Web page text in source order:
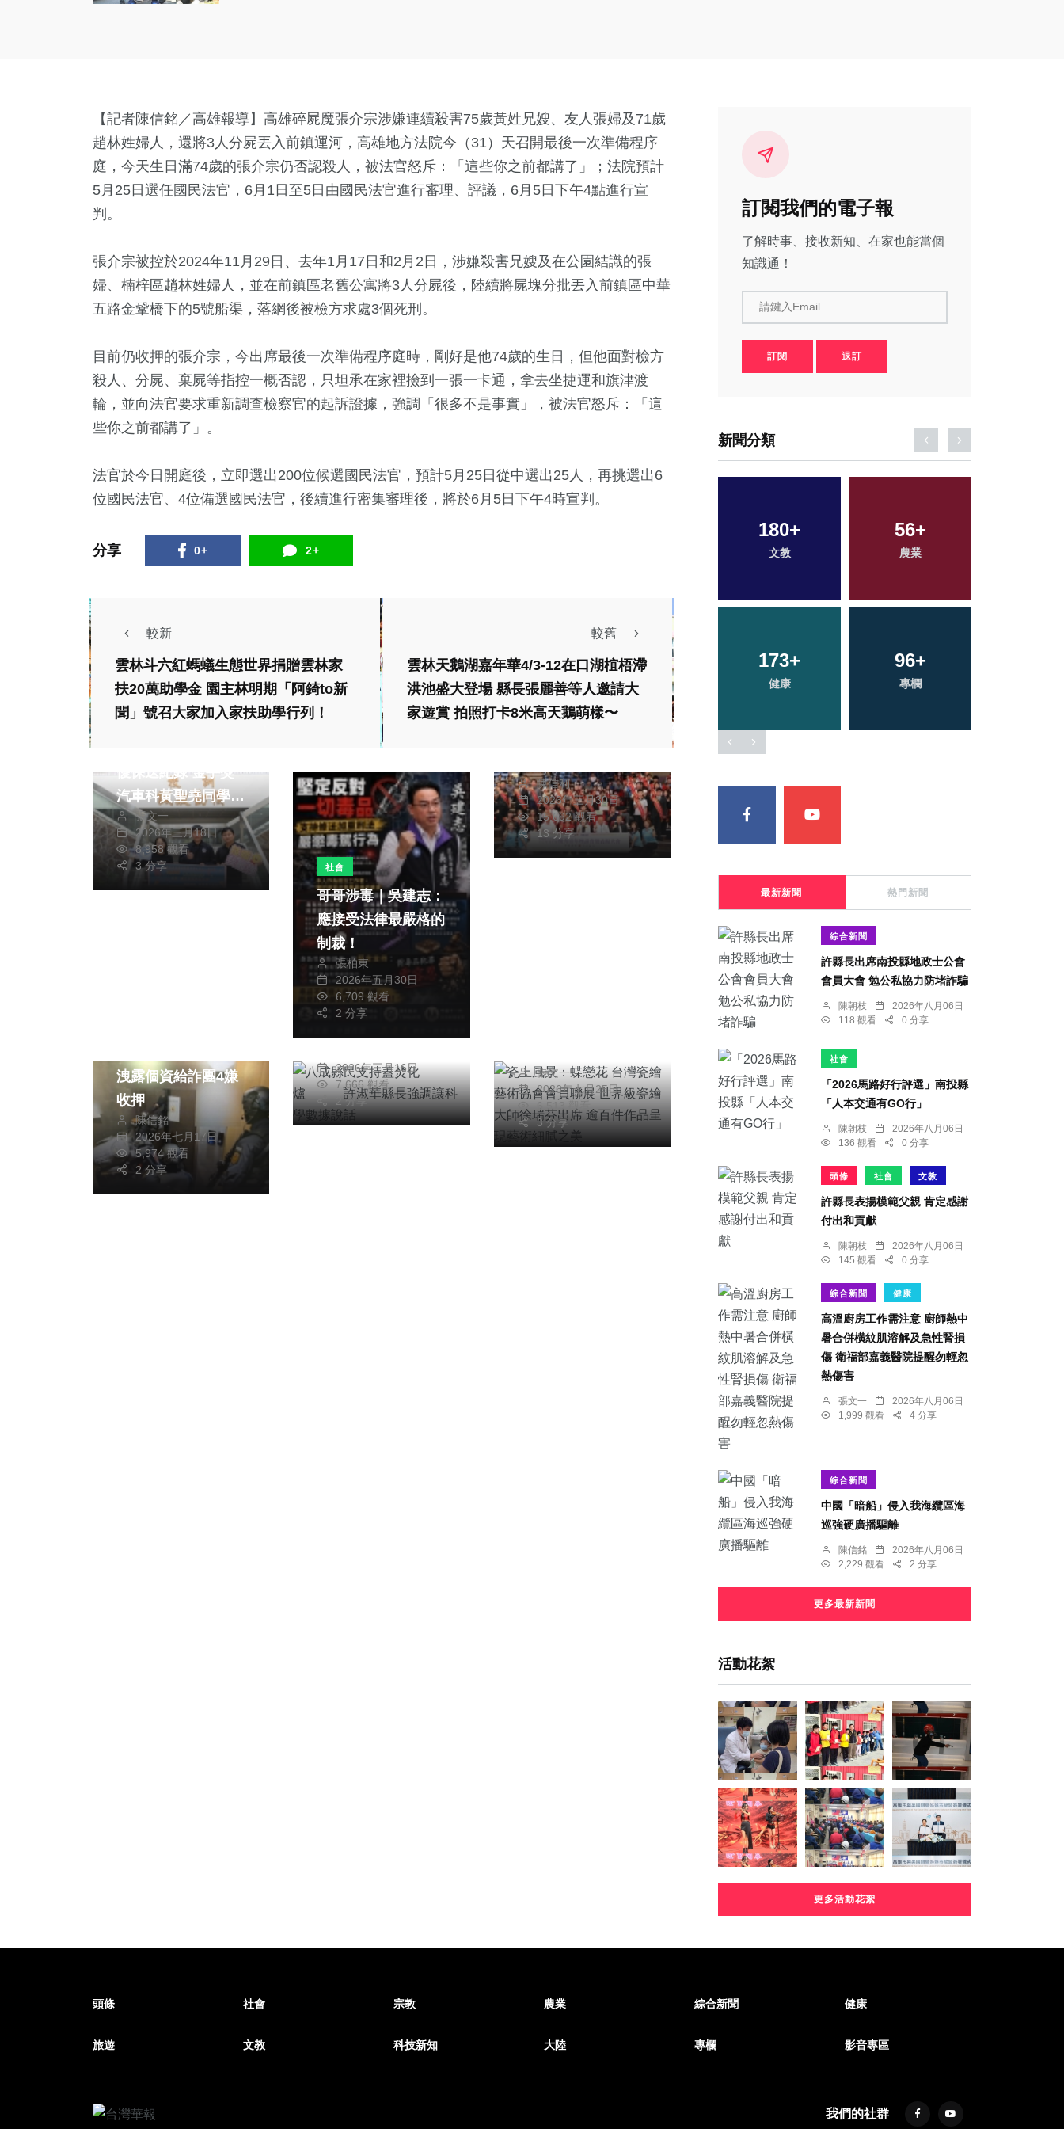
【記者陳信銘／高雄報導】高雄碎屍魔張介宗涉嫌連續殺害75歲黃姓兄嫂、友人張婦及71歲
趙林姓婦人，還將3人分屍丟入前鎮運河，高雄地方法院今（31）天召開最後一次準備程序
庭，今天生日滿74歲的張介宗仍否認殺人，被法官怒斥：「這些你之前都講了」；法院預計
5月25日選任國民法官，6月1日至5日由國民法官進行審理、評議，6月5日下午4點進行宣
判。
張介宗被控於2024年11月29日、去年1月17日和2月2日，涉嫌殺害兄嫂及在公園結識的張
婦、楠梓區趙林姓婦人，並在前鎮區老舊公寓將3人分屍後，陸續將屍塊分批丟入前鎮區中華
五路金鞏橋下的5號船渠，落網後被檢方求處3個死刑。
目前仍收押的張介宗，今出席最後一次準備程序庭時，剛好是他74歲的生日，但他面對檢方
殺人、分屍、棄屍等指控一概否認，只坦承在家裡撿到一張一卡通，拿去坐捷運和旗津渡
輪，並向法官要求重新調查檢察官的起訴證據，強調「很多不是事實」，被法官怒斥：「這
些你之前都講了」。
法官於今日開庭後，立即選出200位候選國民法官，預計5月25日從中選出25人，再挑選出6
位國民法官、4位備選國民法官，後續進行密集審理後，將於6月5日下午4時宣判。
分享 0+ 2+
較新
雲林斗六紅螞蟻生態世界捐贈雲林家
扶20萬助學金 園主林明期「阿錡to新
聞」號召大家加入家扶助學行列！
較舊
雲林天鵝湖嘉年華4/3-12在口湖椬梧滯
洪池盛大登場 縣長張麗善等人邀請大
家遊賞 拍照打卡8米高天鵝萌樣〜
綜合新聞 文教
優保送紀錄 金手獎
汽車科黃聖堯同學
錄取國立臺北科技大
學 全校師生與有榮
焉
張文一
2026年三月18日
8,958 觀看
3 分享
社會
哥哥涉毒｜吳建志：
應接受法律最嚴格的
制裁！
張柏東
2026年五月30日
6,709 觀看
2 分享
綜合新聞
夢想成形 青春前
委賴淑娞表揚肯定
94位優秀青年〜
陳信利
2026年三月30日
15,692 觀看
13 分享
洩露個資給詐團4嫌
收押
陳信銘
2026年七月17日
5,974 觀看
2 分享
頭條 綜合新聞
八成縣民支持蓋焚化
爐 許淑華縣長
2026年三月16日
7,666 觀看
2 分享
大師徐瑞芬出席 逾
百件作品呈現藝術細
膩之美
張文一
2026年七月25日
6,513 觀看
3 分享
訂閱我們的電子報
了解時事、接收新知、在家也能當個
知識通！
請鍵入Email
訂閱 退訂
新聞分類
41+
2+
大陸
54+
宗教
133+
旅遊
180+
文教
56+
農業
173+
健康
96+
專欄
307+
社會
39+
頭條
28+
科技新知
2+
大陸
最新新聞 熱門新聞
綜合新聞
許縣長出席南投縣地政士公會
會員大會 勉公私協力防堵詐騙
陳朝枝
2026年八月06日
118 觀看
0 分享
社會
「2026馬路好行評選」南投縣
「人本交通有GO行」
陳朝枝
2026年八月06日
136 觀看
0 分享
頭條 社會 文教
許縣長表揚模範父親 肯定感謝
付出和貢獻
陳朝枝
2026年八月06日
145 觀看
0 分享
綜合新聞 健康
高溫廚房工作需注意 廚師熱中
暑合併橫紋肌溶解及急性腎損
傷 衛福部嘉義醫院提醒勿輕忽
熱傷害
張文一
2026年八月06日
1,999 觀看
4 分享
綜合新聞
中國「暗船」侵入我海纜區海
巡強硬廣播驅離
陳信銘
2026年八月06日
2,229 觀看
2 分享
更多最新新聞
活動花絮
更多活動花絮
頭條 社會 宗教 農業 綜合新聞 健康
旅遊 文教 科技新知 大陸 專欄 影音專區
我們的社群